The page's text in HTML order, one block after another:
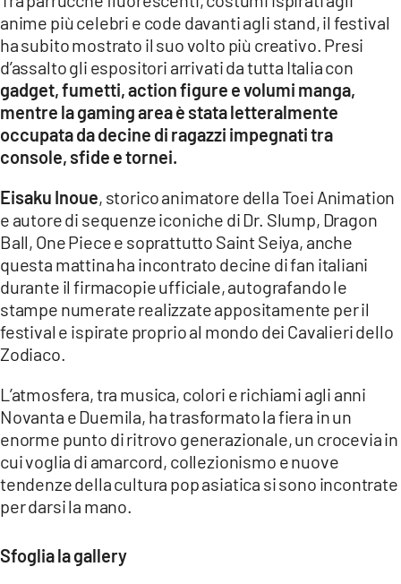
anime più celebri e code davanti agli stand, il festival
ha subito mostrato il suo volto più creativo. Presi
d’assalto gli espositori arrivati da tutta Italia con
gadget, fumetti, action figure e volumi manga,
mentre la gaming area è stata letteralmente
occupata da decine di ragazzi impegnati tra
console, sfide e tornei.
Eisaku Inoue, storico animatore della Toei Animation
e autore di sequenze iconiche di Dr. Slump, Dragon
Ball, One Piece e soprattutto Saint Seiya, anche
questa mattina ha incontrato decine di fan italiani
durante il firmacopie ufficiale, autografando le
stampe numerate realizzate appositamente per il
festival e ispirate proprio al mondo dei Cavalieri dello
Zodiaco.
L’atmosfera, tra musica, colori e richiami agli anni
Novanta e Duemila, ha trasformato la fiera in un
enorme punto di ritrovo generazionale, un crocevia in
cui voglia di amarcord, collezionismo e nuove
tendenze della cultura pop asiatica si sono incontrate
per darsi la mano.
Sfoglia la gallery